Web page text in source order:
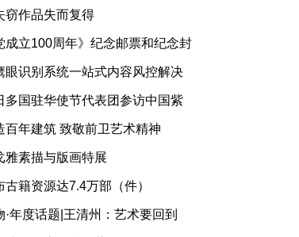
窃作品失而复得
成立100周年》纪念邮票和纪念封
眼识别系统一站式内容风控解决
多国驻华使节代表团参访中国紫
百年建筑 致敬前卫艺术精神
雅素描与版画特展
籍资源达7.4万部（件）
年度话题|王清州：艺术要回到